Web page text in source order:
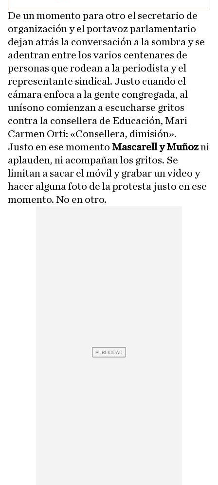
De un momento para otro el secretario de
organización y el portavoz parlamentario
dejan atrás la conversación a la sombra y se
adentran entre los varios centenares de
personas que rodean a la periodista y el
representante sindical. Justo cuando el
cámara enfoca a la gente congregada, al
unísono comienzan a escucharse gritos
contra la consellera de Educación, Mari
Carmen Ortí: «Consellera, dimisión».
Justo en ese momento Mascarell y Muñozni
aplauden, ni acompañan los gritos. Se
limitan a sacar el móvil y grabar un vídeo y
hacer alguna foto de la protesta justo en ese
momento. No en otro.